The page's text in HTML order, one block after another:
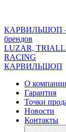
version="1.0"
encoding="utf-
8"?
>
КАРВИЛЬШОП —
брендов
LUZAR,
RACING
КАРВИЛЬШОП
О компании
Гарантия
Точки
Новости
Контакты